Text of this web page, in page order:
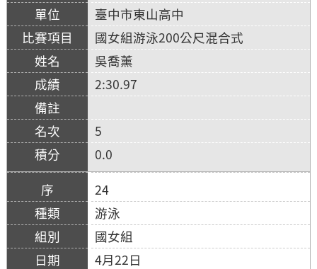
臺中市東山高中
國女組游泳200公尺混合式
吳喬薰
2:30.97
5
0.0
24
游泳
國女組
4月22日